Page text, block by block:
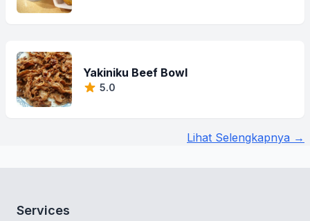
Yakiniku Beef Bowl
5.0
Lihat Selengkapnya →
Services